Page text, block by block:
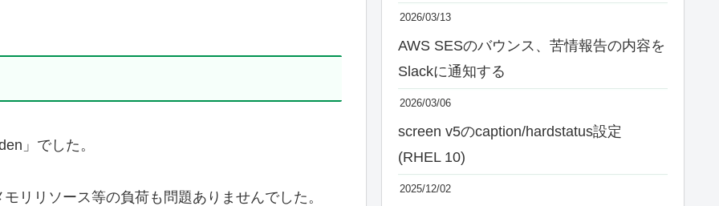
」でした。
リリソース等の負荷も問題ありませんでした。
2026/03/13
AWS SESのバウンス、苦情報告の内容を
Slackに通知する
2026/03/06
screen v5のcaption/hardstatus設定
(RHEL 10)
2025/12/02